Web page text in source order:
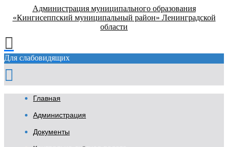
Администрация муниципального образования
«Кингисеппский муниципальный район» Ленинградской
области
Для слабовидящих
Главная
Администрация
Документы